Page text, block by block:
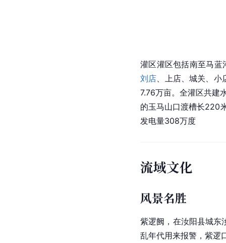
灌区灌区包括南至马蓝
刘店、上店、城关、小
7.76万亩。全灌区共建
的玉马山口渡槽长220
发电量308万度
流域文化
风景名胜
紫逻阙，在汝阳县城东
乱年代用来报警，紫逻